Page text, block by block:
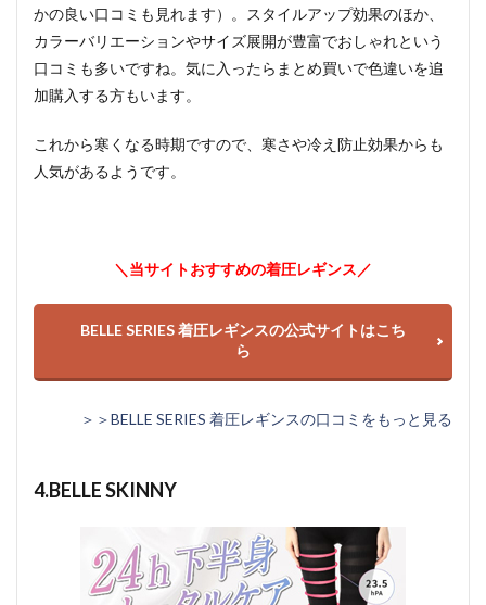
かの良い口コミも見れます）。スタイルアップ効果のほか、
カラーバリエーションやサイズ展開が豊富でおしゃれという
口コミも多いですね。気に入ったらまとめ買いで色違いを追
加購入する方もいます。
これから寒くなる時期ですので、寒さや冷え防止効果からも
人気があるようです。
＼当サイトおすすめの着圧レギンス／
BELLE SERIES 着圧レギンスの公式サイトはこち
ら
＞＞BELLE SERIES 着圧レギンスの口コミをもっと見る
4.BELLE SKINNY